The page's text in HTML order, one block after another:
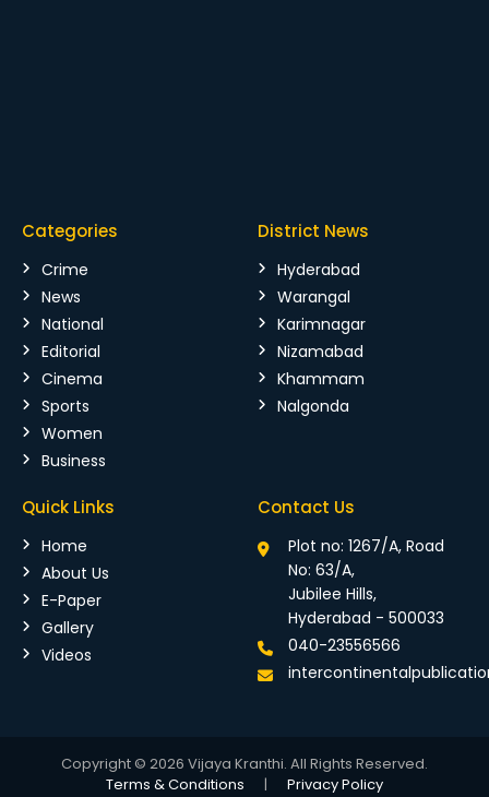
Categories
Crime
News
National
Editorial
Cinema
Sports
Women
Business
District News
Hyderabad
Warangal
Karimnagar
Nizamabad
Khammam
Nalgonda
Quick Links
Home
About Us
E-Paper
Gallery
Videos
Contact Us
Plot no: 1267/A, Road
No: 63/A,
Jubilee Hills,
Hyderabad - 500033
040-23556566
Copyright © 2026 Vijaya Kranthi. All Rights Reserved.
Terms & Conditions
| Privacy Policy